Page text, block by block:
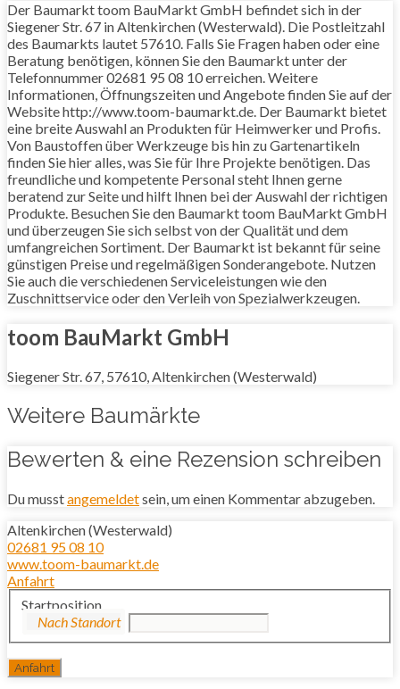
Der Baumarkt toom BauMarkt GmbH befindet sich in der
Siegener Str. 67 in Altenkirchen (Westerwald). Die Postleitzahl
des Baumarkts lautet 57610. Falls Sie Fragen haben oder eine
Beratung benötigen, können Sie den Baumarkt unter der
Telefonnummer 02681 95 08 10 erreichen. Weitere
Informationen, Öffnungszeiten und Angebote finden Sie auf der
Website http://www.toom-baumarkt.de. Der Baumarkt bietet
eine breite Auswahl an Produkten für Heimwerker und Profis.
Von Baustoffen über Werkzeuge bis hin zu Gartenartikeln
finden Sie hier alles, was Sie für Ihre Projekte benötigen. Das
freundliche und kompetente Personal steht Ihnen gerne
beratend zur Seite und hilft Ihnen bei der Auswahl der richtigen
Produkte. Besuchen Sie den Baumarkt toom BauMarkt GmbH
und überzeugen Sie sich selbst von der Qualität und dem
umfangreichen Sortiment. Der Baumarkt ist bekannt für seine
günstigen Preise und regelmäßigen Sonderangebote. Nutzen
Sie auch die verschiedenen Serviceleistungen wie den
Zuschnittservice oder den Verleih von Spezialwerkzeugen.
toom BauMarkt GmbH
Siegener Str. 67, 57610, Altenkirchen (Westerwald)
Weitere Baumärkte
Bewerten & eine Rezension schreiben
Du musstangemeldetsein, um einen Kommentar abzugeben.
Altenkirchen (Westerwald)
02681 95 08 10
www.toom-baumarkt.de
Anfahrt
Startposition